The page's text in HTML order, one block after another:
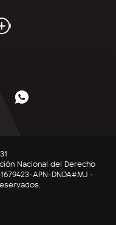
Nacional del Derecho
APN-DNDA#MJ -